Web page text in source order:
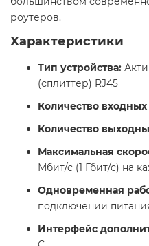
роутеров.
Характеристики
Тип устройства:
(сплиттер) RJ45
Количество входных
Количество
Максимальная
Мбит/с (1 Гбит/с) на
Одновременная
подключении
Интерфейс